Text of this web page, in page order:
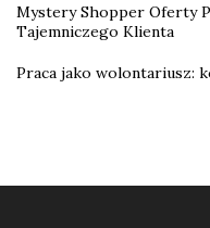
Mystery Shopper Oferty
Tajemniczego Klienta
Praca jako wolontariusz: